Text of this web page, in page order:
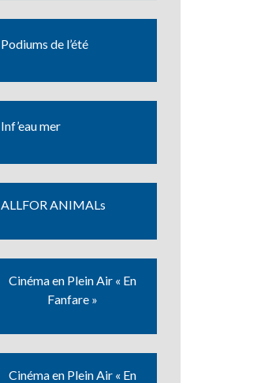
Podiums de l’été
Inf’eau mer
ALLFOR ANIMALs
Cinéma en Plein Air « En
Fanfare »
Cinéma en Plein Air « En